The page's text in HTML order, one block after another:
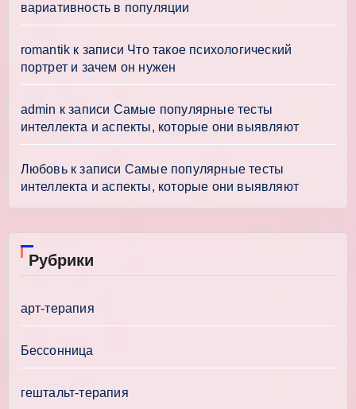
вариативность в популяции
romantik к записи Что такое психологический
портрет и зачем он нужен
admin к записи Самые популярные тесты
интеллекта и аспекты, которые они выявляют
Любовьк записи Самые популярные тесты
интеллекта и аспекты, которые они выявляют
Рубрики
арт-терапия
Бессонница
гештальт-терапия